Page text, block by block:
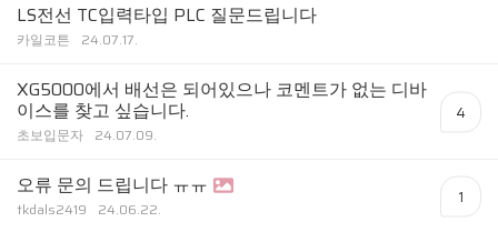
LS전선 TC입력타입 PLC 질문드립니다
카일코튼 24.07.17.
XG5000에서 배선은 되어있으나 코멘트가 없는 디바
이스를 찾고 싶습니다.
초보입문자 24.07.09.
4
오류 문의 드립니다 ㅠㅠ
tkdals2419 24.06.22.
1